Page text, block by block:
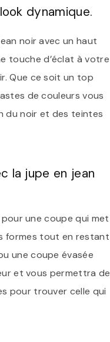
dynamique.
noir avec un haut
touche d’éclat à votre
Que ce soit un top
de couleurs vous
du noir et des teintes
la jupe en jean
une coupe qui met
formes tout en restant
une coupe évasée
et vous permettra de
pour trouver celle qui